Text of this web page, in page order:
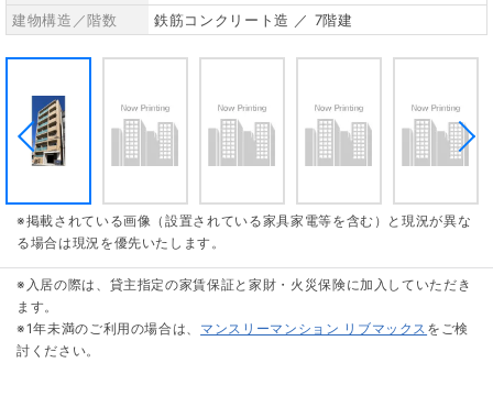
建物構造／階数
鉄筋コンクリート造 ／ 7階建
※掲載されている画像（設置されている家具家電等を含む）と現況が異な
る場合は現況を優先いたします。
※入居の際は、貸主指定の家賃保証と家財・火災保険に加入していただき
ます。
※1年未満のご利用の場合は、 マンスリーマンション リブマックス をご検
討ください。